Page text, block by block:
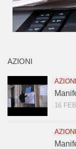
AZIONI
AZIONI
16
AZIONI